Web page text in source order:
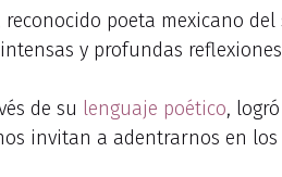
reconocido poeta mexicano
y profundas
de su lenguaje poético,
invitan a adentrarnos en